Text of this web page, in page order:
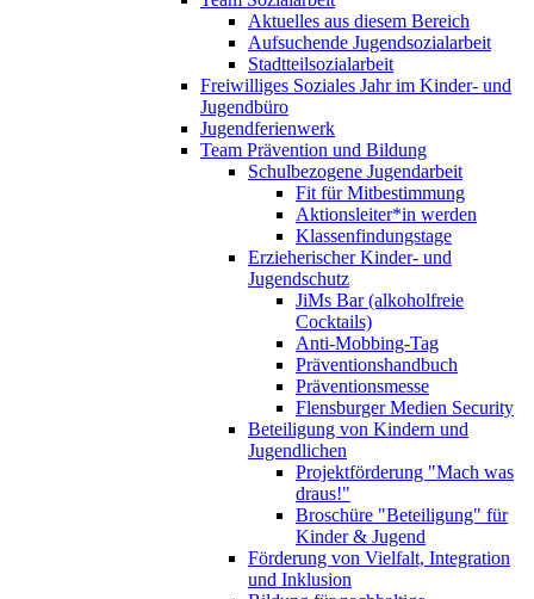
Aktuelles aus diesem Bereich
Aufsuchende Jugendsozialarbeit
Stadtteilsozialarbeit
Freiwilliges Soziales Jahr im Kinder- und
Jugendbüro
Jugendferienwerk
Team Prävention und Bildung
Schulbezogene Jugendarbeit
Fit für Mitbestimmung
Aktionsleiter*in werden
Klassenfindungstage
Erzieherischer Kinder- und
Jugendschutz
JiMs Bar (alkoholfreie
Cocktails)
Anti-Mobbing-Tag
Präventionshandbuch
Präventionsmesse
Flensburger Medien Security
Beteiligung von Kindern und
Jugendlichen
Projektförderung "Mach was
draus!"
Broschüre "Beteiligung" für
Kinder & Jugend
Förderung von Vielfalt, Integration
und Inklusion